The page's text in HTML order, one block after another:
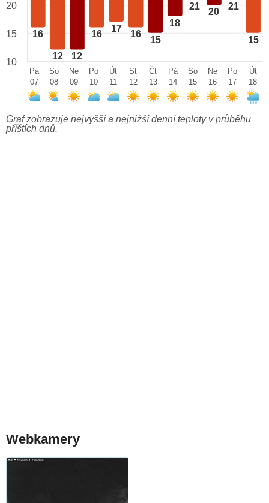
16
12 12
16
17
16
15
18
21
20
21
15
20
15
10
Pá
07
So
08
Ne
09
Po
10
Út
11
St
12
Čt
13
Pá
14
So
15
Ne
16
Po
17
Út
18
Graf zobrazuje nejvyšší a nejnižší denní teploty v průběhu
příštích dnů.
Webkamery